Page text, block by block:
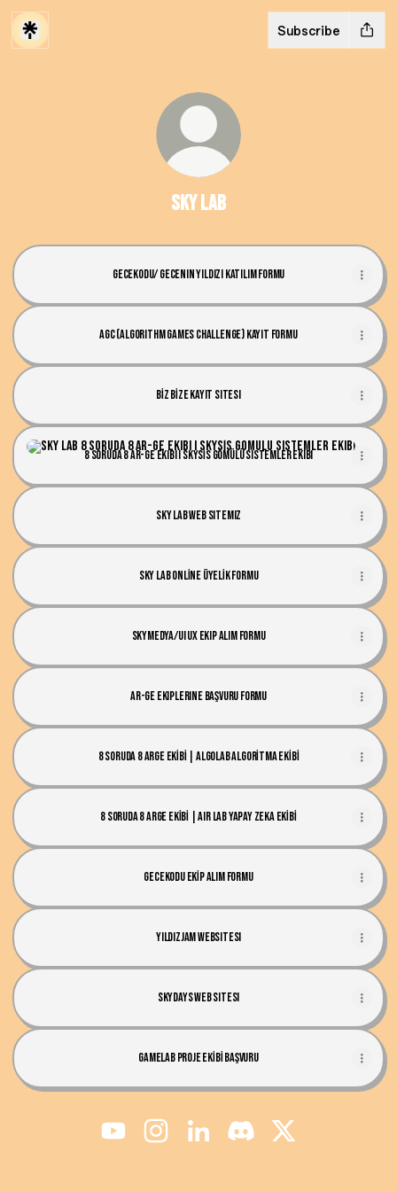
Subscribe
SKY LAB
GECEKODU/ Gecenin Yıldızı KATILIM FORMU
AGC (Algorithm Games Challenge) Kayıt Formu
BİZ BİZE kayıt sitesi
8 Soruda 8 AR-GE ekibi I SKYSİS gömülü sistemler ekibi
8 Soruda 8 AR-GE ekibi I SKYSİS gömülü sistemler ekibi
Sky Lab Web Sitemiz
SKY LAB ONLİNE ÜYELİK FORMU
SKYMEDYA/UI UX ekip alım formu
AR-GE Ekiplerine Başvuru Formu
8 SORUDA 8 ARGE EKİBİ | ALGOLAB ALGORİTMA EKİBİ
8 SORUDA 8 ARGE EKİBİ | AIR LAB YAPAY ZEKA EKİBİ
GECEKODU EKİP ALIM FORMU
YıldızJam Websitesi
SKYDAYS Web sitesi
GAMELAB PROJE EKİBİ BAŞVURU